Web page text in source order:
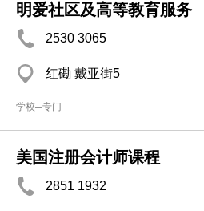
明爱社区及高等教育服务
2530 3065
红磡 戴亚街5
学校─专门
美国注册会计师课程
2851 1932